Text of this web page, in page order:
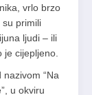
vrlo brzo
su primili
ljudi – ili
cijepljeno.
“Na
u okviru